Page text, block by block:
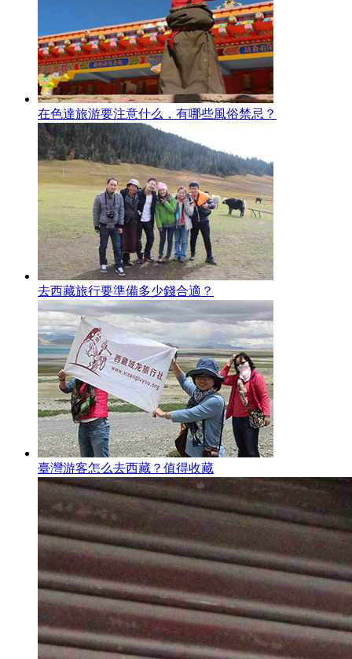
在色達旅游要注意什么，有哪些風俗禁忌？
去西藏旅行要準備多少錢合適？
臺灣游客怎么去西藏？值得收藏